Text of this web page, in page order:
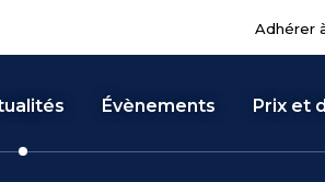
Adhérer
Évènements Prix et